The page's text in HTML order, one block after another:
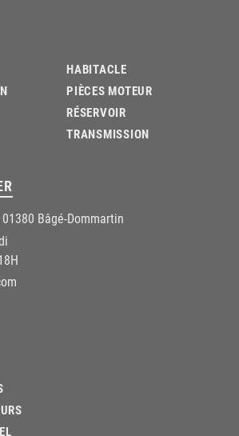
HABITACLE
PIÈCES MOTEUR
RÉSERVOIR
TRANSMISSION
Bâgé-Dommartin